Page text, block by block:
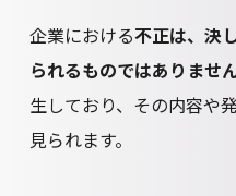
企業における不正は、決
られるものではありませ
生しており、その内容や
見られます。